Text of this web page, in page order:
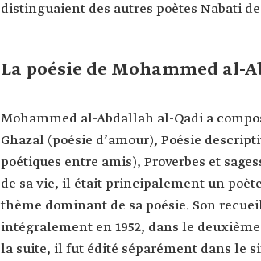
distinguaient des autres poètes Nabati
La poésie de Mohammed al-
Mohammed al-Abdallah al-Qadi a
Ghazal (poésie d’amour), Poésie
poétiques entre amis), Proverbes et
de sa vie, il était principalement un
thème dominant de sa poésie. Son
intégralement en 1952, dans le
la suite, il fut édité séparément dans le